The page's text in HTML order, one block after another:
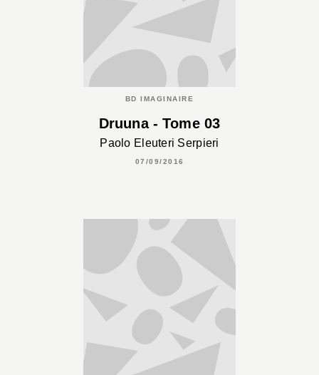
BD IMAGINAIRE
Druuna - Tome 03
Paolo Eleuteri Serpieri
07/09/2016